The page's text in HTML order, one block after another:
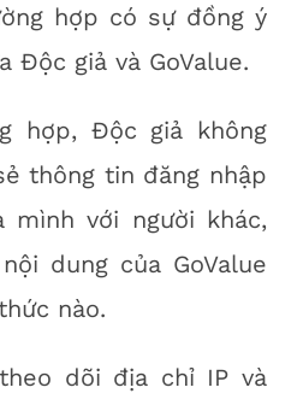
hợp có sự đồng ý
Độc giả và GoValue.
hợp, Độc giả không
thông tin đăng nhập
mình với người khác,
dung của GoValue
nào.
dõi địa chỉ IP và